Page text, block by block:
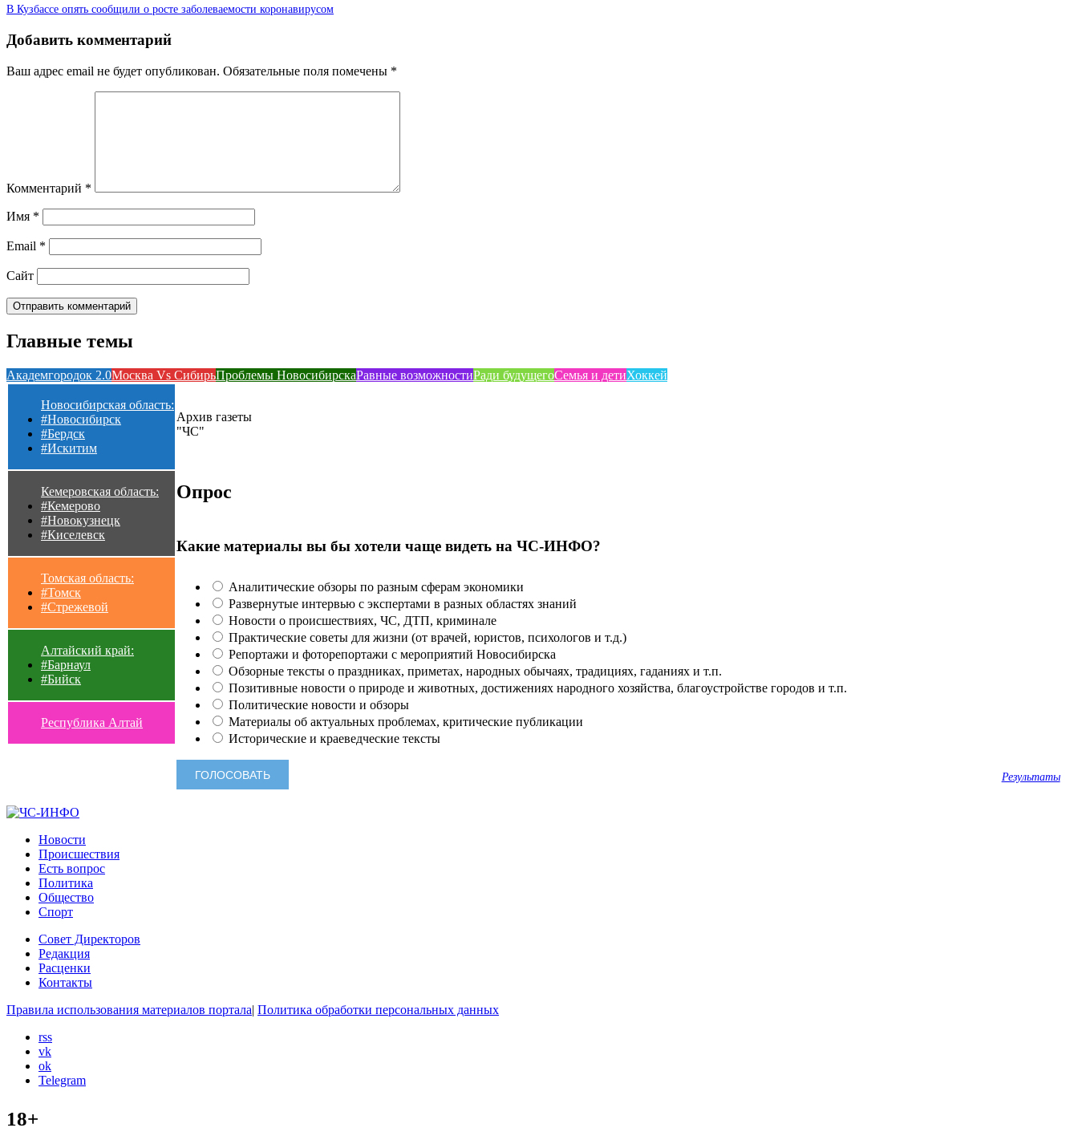
В Кузбассе опять сообщили о росте заболеваемости коронавирусом
Добавить комментарий
Ваш адрес email не будет опубликован. Обязательные поля помечены *
Комментарий *
Имя *
Email *
Сайт
Главные темы
Академгородок 2.0Москва Vs СибирьПроблемы НовосибирскаРавные возможностиРади будущегоСемья и детиХоккей
Новосибирская область:
#Новосибирск
#Бердск
#Искитим
Кемеровская область:
#Кемерово
#Новокузнецк
#Киселевск
Томская область:
#Томск
#Стрежевой
Алтайский край:
#Барнаул
#Бийск
Республика Алтай
Архив газеты
"ЧС"
Опрос
Какие материалы вы бы хотели чаще видеть на ЧС-ИНФО?
Аналитические обзоры по разным сферам экономики
Развернутые интервью с экспертами в разных областях знаний
Новости о происшествиях, ЧС, ДТП, криминале
Практические советы для жизни (от врачей, юристов, психологов и т.д.)
Репортажи и фоторепортажи с мероприятий Новосибирска
Обзорные тексты о праздниках, приметах, народных обычаях, традициях, гаданиях и т.п.
Позитивные новости о природе и животных, достижениях народного хозяйства, благоустройстве городов и т.п.
Политические новости и обзоры
Материалы об актуальных проблемах, критические публикации
Исторические и краеведческие тексты
Результаты
Новости
Происшествия
Есть вопрос
Политика
Общество
Спорт
Совет Директоров
Редакция
Расценки
Контакты
Правила использования материалов портала| Политика обработки персональных данных
rss
vk
ok
Telegram
18+